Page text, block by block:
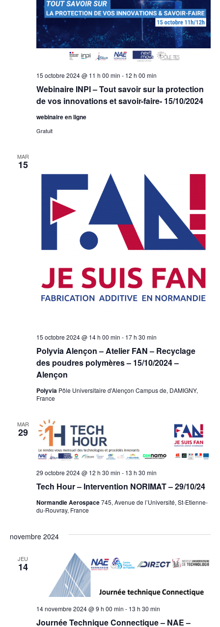
Webinaire INPI – Tout savoir sur la protection
de vos innovations et savoir-faire- 15/10/2024
15 octobre 2024 @ 11 h 00 min - 12 h 00 min
webinaire en ligne
Gratuit
MAR
15
Polyvia Alençon – Atelier FAN – Recyclage
des poudres polymères – 15/10/2024 –
Alençon
15 octobre 2024 @ 14 h 00 min - 17 h 30 min
Polyvia Pôle Universitaire d'Alençon Campus de, DAMIGNY,
France
MAR
29
Tech Hour – Intervention NORIMAT – 29/10/24
29 octobre 2024 @ 12 h 30 min - 13 h 30 min
Normandie Aerospace745, Avenue de l’Université, St-Etienne-
du-Rouvray, France
novembre 2024
JEU
14
Journée Technique Connectique – NAE –
14 novembre 2024 @ 9 h 00 min - 13 h 30 min